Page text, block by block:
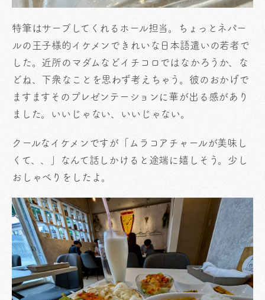
特筆はサーブしてくれるホール担当。ちょっとネパー
ルの王子様的イケメンできれいな日本語遣いの若者で
した。近所のマダムなどイチコロではなかろうか、な
どね、下衆なことを思わず考えちゃう。彼のおかげで
ますますそのプレゼンテーションに華が出る感があり
ました。いいじゃない、いいじゃない。
クールなイケメンですが「ムラコアチャールが美味し
くて、、」なんて話しかけると途端に嬉しそう。少し
おしゃべりをしたよ。